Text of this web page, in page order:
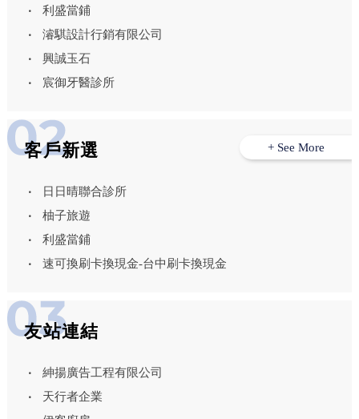
利盛當鋪
濬騏設計行銷有限公司
興誠玉石
宸御牙醫診所
客戶新選
日日晴聯合診所
柚子旅遊
利盛當鋪
速可換刷卡換現金-台中刷卡換現金
+ See More
友站連結
紳揚廣告工程有限公司
天行者企業